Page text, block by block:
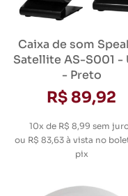
Caixa de som
Satellite AS-S001 -
- Preto
R$ 89,92
10x de R$ 8,99 sem
ou R$ 83,63à vista no
pix